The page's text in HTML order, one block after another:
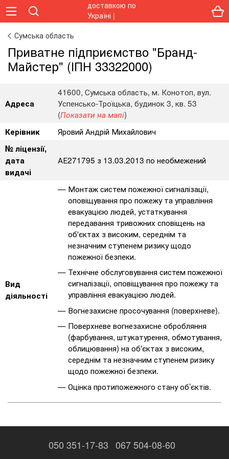
Сумська область
Пpивaтнe пiдпpиємcтвo "Бранд-
Майстер" (ІПН 33322000)
Адреса
41600, Сумська область, м. Конотоп, вул.
Успенсько-Троїцька, будинок 3, кв. 53
(Показати на мапі)
Керівник
Яровий Андрій Михайлович
№ ліцензії,
дата
видачі
АЕ271795 з 13.03.2013 по необмежений
Вид
діяльності
Монтаж систем пожежної сигналізації,
оповіщування про пожежу та управління
евакуацією людей, устаткування
передавання тривожних сповіщень на
об'єктах з високим, середнім та
незначним ступенем ризику щодо
пожежної безпеки.
Технічне обслуговування систем пожежної
сигналізації, оповіщування про пожежу та
управління евакуацією людей.
Вогнезахисне просочування (поверхневе).
Поверхневе вогнезахисне обробляння
(фарбування, штукатурення, обмотування,
облицювання) на об'єктах з високим,
середнім та незначним ступенем ризику
щодо пожежної безпеки.
Оцінка протипожежного стану об’єктів.
050 351-17-83 067 504-08-60